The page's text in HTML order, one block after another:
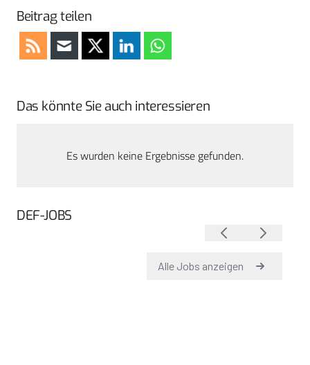
Beitrag teilen
Das könnte Sie auch interessieren
Es wurden keine Ergebnisse gefunden.
DEF-JOBS